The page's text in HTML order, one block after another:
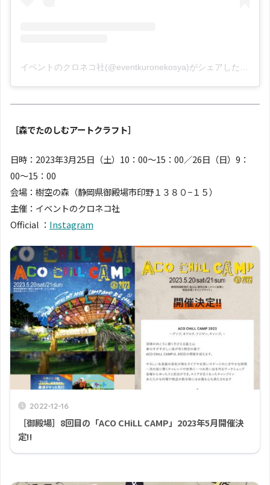
［森でたのしむアートクラフト］
日時：2023年3月25日（土）10：00〜15：00／26日（日）9：
00〜15：00
会場：樹空の森（静岡県御殿場市印野１３８０−１５）
主催：イベントのクロネコ社
Official ： Instagram
2022-12-16
［御殿場］8回目の「ACO CHiLL CAMP」2023年5月開催決
定!!